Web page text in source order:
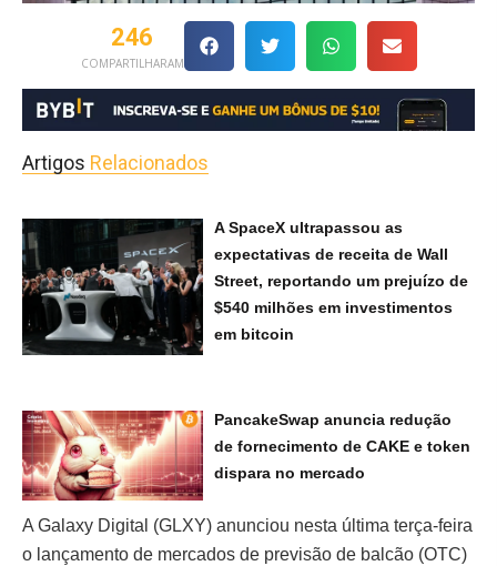
COMPARTILHARAM
246
Artigos Relacionados
A SpaceX ultrapassou as
expectativas de receita de Wall
Street, reportando um prejuízo de
$540 milhões em investimentos
em bitcoin
PancakeSwap anuncia redução
de fornecimento de CAKE e token
dispara no mercado
A Galaxy Digital (GLXY) anunciou nesta última terça-feira
o lançamento de mercados de previsão de balcão (OTC)